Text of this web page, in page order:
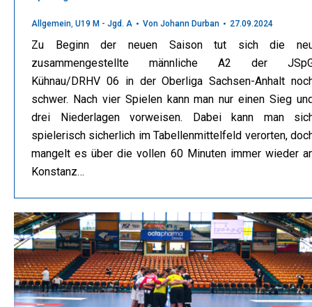
Allgemein, U19 M - Jgd. A Von Johann Durban 27.09.2024
Zu Beginn der neuen Saison tut sich die
zusammengestellte männliche A2 der
Kühnau/DRHV 06 in der Oberliga Sachsen-Anhalt
schwer. Nach vier Spielen kann man nur einen Sieg
drei Niederlagen vorweisen. Dabei kann man
spielerisch sicherlich im Tabellenmittelfeld verorten,
mangelt es über die vollen 60 Minuten immer wieder
Konstanz…